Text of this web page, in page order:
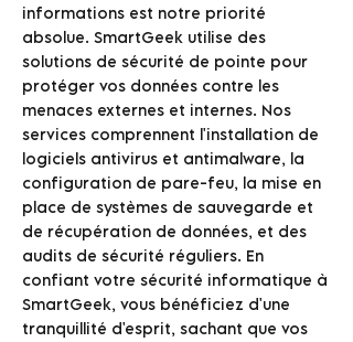
informations est notre priorité
absolue. SmartGeek utilise des
solutions de sécurité de pointe pour
protéger vos données contre les
menaces externes et internes. Nos
services comprennent l'installation de
logiciels antivirus et antimalware, la
configuration de pare-feu, la mise en
place de systèmes de sauvegarde et
de récupération de données, et des
audits de sécurité réguliers. En
confiant votre sécurité informatique à
SmartGeek, vous bénéficiez d'une
tranquillité d'esprit, sachant que vos